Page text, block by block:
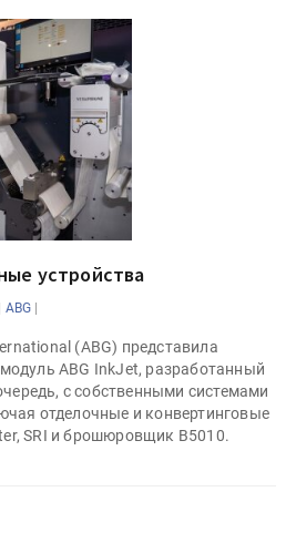
устройства
ABG |
(ABG) представила
ABG InkJet, разработанный
с собственными системами
отделочные и конвертинговые
SRI и брошюровщик B5010.